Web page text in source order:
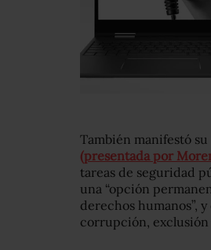
También manifestó
(presentada por
tareas de seguridad
una “opción
derechos humanos”,
corrupción, exclusión